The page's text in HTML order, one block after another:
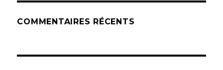
COMMENTAIRES RÉCENTS